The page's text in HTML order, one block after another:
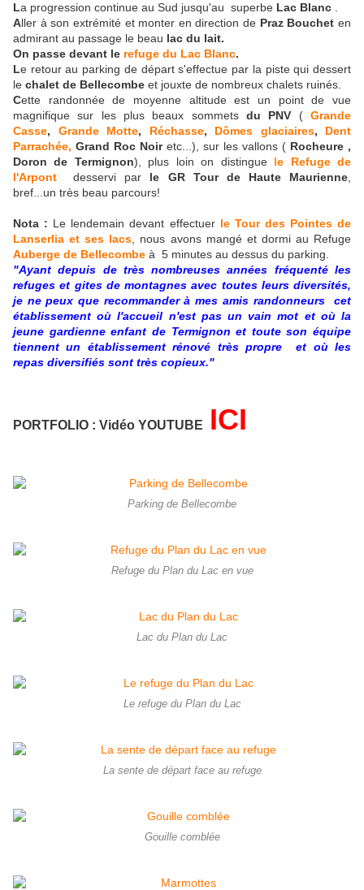
La progression continue au Sud jusqu'au superbe Lac Blanc
Aller à son extrémité et monter en direction de Praz Boucheten
admirant au passage le beau lac du lait.
On passe devant le refuge du Lac Blanc.
Le retour au parking de départ s'effectue par la piste qui dessert
le chalet de Bellecombe et jouxte de nombreux chalets ruinés.
Cette randonnée de moyenne altitude est un point de vue
magnifique sur les plus beaux sommets du PNV (Grande
Casse, Grande Motte, Réchasse, Dômes glaciaires, Dent
Parrachée, Grand Roc Noiretc...), sur les vallons ( Rocheure ,
Doron de Termignon), plus loin on distingue le Refuge de
l'Arpont
desservi par le GR Tour de Haute Maurienne
bref...un très beau parcours!
Nota : Le lendemain devant effectuer le Tour des Pointes de
Lanserlia et ses lacs , nous avons mangé et dormi au Refuge
Auberge de Bellecombe à 5 minutes au dessus du parking.
"Ayant depuis de très nombreuses années fréquenté les
refuges et gites de montagnes avec toutes leurs diversités,
je ne peux que recommander à mes amis randonneurs cet
établissement où l'accueil n'est pas un vain mot et où la
jeune gardienne enfant de Termignon et toute son équipe
tiennent un établissement rénové très propre et où les
repas diversifiés sont très copieux."
PORTFOLIO : Vidéo YOUTUBE ICI
Parking de Bellecombe
Refuge du Plan du Lac en vue
Lac du Plan du Lac
Le refuge du Plan du Lac
La sente de départ face au refuge
Gouille comblée